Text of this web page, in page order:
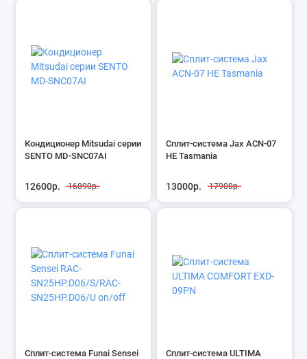
Аксессуары
Кондиционер Mitsudai серии
SENTO MD-SNC07AI
12600р. 16890р.
Сплит-система Jax ACN-07
HE Tasmania
13000р. 17900р.
Сплит-система Funai Sensei
Сплит-система ULTIMA